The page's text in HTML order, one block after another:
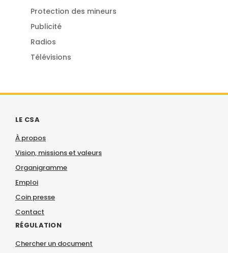
Protection des mineurs
Publicité
Radios
Télévisions
LE CSA
À propos
Vision, missions et valeurs
Organigramme
Emploi
Coin presse
Contact
RÉGULATION
Chercher un document